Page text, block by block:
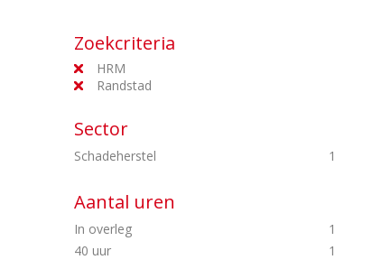
Zoekcriteria
HRM
Randstad
Sector
Schadeherstel 1
Aantal uren
In overleg
1
40 uur
1